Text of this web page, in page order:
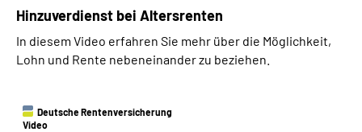
Hinzuverdienst bei Altersrenten
In diesem Video erfahren Sie mehr über die Möglichkeit,
Lohn und Rente nebeneinander zu beziehen.
Deutsche Rentenversicherung
Video